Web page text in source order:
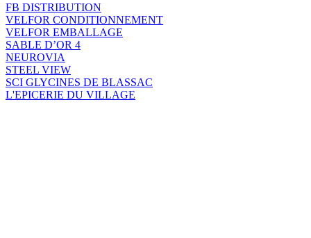
FB DISTRIBUTION
VELFOR CONDITIONNEMENT
VELFOR EMBALLAGE
SABLE D’OR 4
NEUROVIA
STEEL VIEW
SCI GLYCINES DE BLASSAC
L'EPICERIE DU VILLAGE